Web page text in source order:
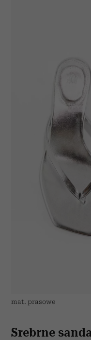
mat. prasowe
Srebrne